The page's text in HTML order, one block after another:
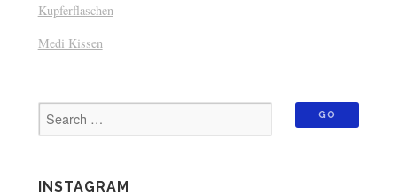
Kupferflaschen
Medi Kissen
INSTAGRAM